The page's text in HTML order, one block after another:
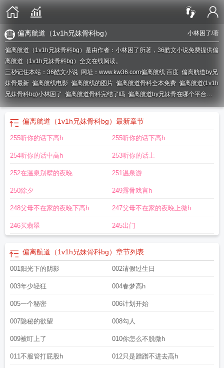
小林困了/著
偏离航道（1v1h兄妹骨科bg）
偏离航道（1v1h兄妹骨科bg）是由作者：小林困了所著，36酷文小说免费提供偏
离航道（1v1h兄妹骨科bg）全文在线阅读。
三秒记住本站：36酷文小说 网址：www.kw36.com偏离航线 百度 偏离航道by兄
妹骨最新 偏离航线电影 偏离航线的图片 偏离航道骨科全本免费 偏离航道(1v1h
兄妹骨科bg)小林困了 偏离航道骨科完结了吗 偏离航道by兄妹骨在哪个平台
看偏离航线的英文航道偏离txt偏离航线什么意思偏离航道 骨科电影偏离航
电影偏离航道 航道偏离 偏离航道在线阅读
进度
偏离航道(1v1h兄妹骨科bg)作者小林困了/著
看偏离航线的句子 偏离航路的后果 偏离航道骨科盘 偏离航道(1v1h兄妹骨科
偏离航道免费 偏离航线英语怎么说
新偏离航道是什么意思偏离航道骨科免费偏离航线 rmvb
思
偏离航道（1v1h兄妹骨科bg） 最新章节
255听你的话下高h 255听你的话下高h
254听你的话中高h 253听你的话上
252在温泉别墅的夜晚 251温泉游
250除夕 249露骨戏言h
248父母不在家的夜晚下高h 247父母不在家的夜晚上微h
246买翡翠 245出门
偏离航道（1v1h兄妹骨科bg） 章节列表
001阳光下的阴影 002请假过生日
003年少轻狂 004春梦高h
005一个秘密 006计划开始
007隐秘的欲望 008勾人
009被盯上了 010你怎么不脱微h
011不服管打屁股h 012只是蹭蹭不进去高h